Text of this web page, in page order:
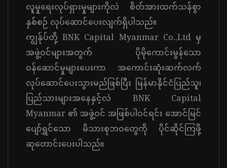
လူမှုရေးလုပ်ရှားမှုများကိုလဲ စိတ်အားထက်သန်စွာ
နှစ်စဉ် လုပ်ဆောင်ပေးလျက်ရှိပါသည်။
ကျွန်ုပ်တို့ BNK Capital Myanmar Co.,Ltd မှ
အဖွဲ့ဝင်များအတွက် ပိုမိုကောင်းမွန်သော
ဝန်ဆောင်မှုများပေးကာ အကောင်းဆုံးဆက်လက်
လုပ်ဆောင်ပေးသွားမည်ဖြစ်ပြီး မြန်မာနိုင်ငံပြည်သူ၊
ပြည်သားများအနေနှင့်လဲ BNK Capital
Myanmar ၏ အဖွဲ့ဝင် အဖြစ်ပါဝင်ရင်း အောင်မြင်
ပျော်ရွှင်သော မိသားစုဘဝတွေကို ပိုင်ဆိုင်ကြဖို့
ဆုတောင်းပေးပါသည်။